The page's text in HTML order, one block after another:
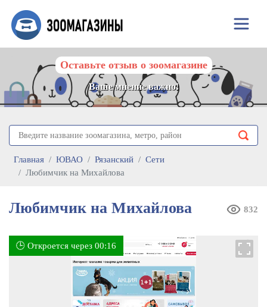
Оставьте отзыв о зоомагазине
Ваше мнение важно!
Главная ЮВАО Рязанский
Сети
Любимчик на Михайлова
Любимчик на Михайлова 832
🕒 Откроется через 00:16